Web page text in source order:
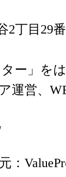
2丁目29
ー」を
運営、
：